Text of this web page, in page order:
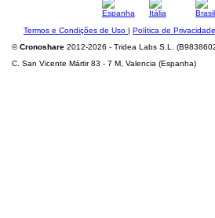
Termos e Condições de Uso | Política de Privacidade
©Cronoshare 2012-2026 - Tridea Labs S.L.
C. San Vicente Mártir 83 - 7 M, Valencia (Espanha)